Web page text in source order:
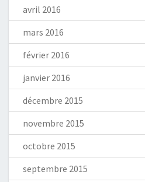
avril 2016
mars 2016
février 2016
janvier 2016
décembre 2015
novembre 2015
octobre 2015
septembre 2015